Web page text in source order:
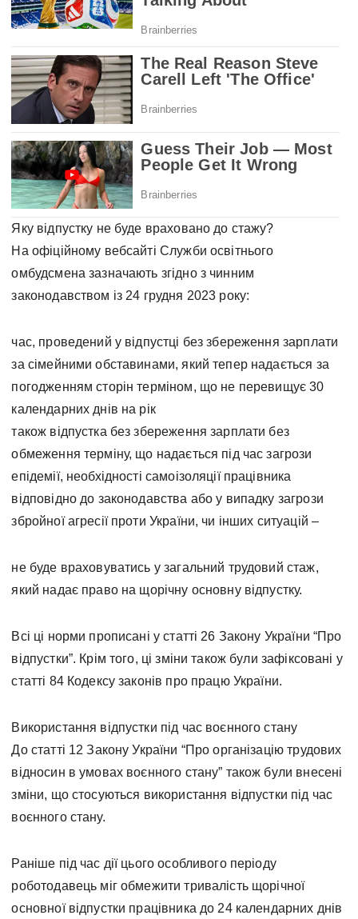
Яку відпустку не буде враховано до стажу?
На офіційному вебсайті Служби освітнього
омбудсмена зазначають згідно з чинним
законодавством із 24 грудня 2023 року:
час, проведений у відпустці без збереження зарплати
за сімейними обставинами, який тепер надається за
погодженням сторін терміном, що не перевищує 30
календарних днів на рік
також відпустка без збереження зарплати без
обмеження терміну, що надається під час загрози
епідемії, необхідності самоізоляції працівника
відповідно до законодавства або у випадку загрози
збройної агресії проти України, чи інших ситуацій –
не буде враховуватись у загальний трудовий стаж,
який надає право на щорічну основну відпустку.
Всі ці норми прописані у статті 26 Закону України “Про
відпустки”. Крім того, ці зміни також були зафіксовані у
статті 84 Кодексу законів про працю України.
Використання відпустки під час воєнного стану
До статті 12 Закону України “Про організацію трудових
відносин в умовах воєнного стану” також були внесені
зміни, що стосуються використання відпустки під час
воєнного стану.
Раніше під час дії цього особливого періоду
роботодавець міг обмежити тривалість щорічної
основної відпустки працівника до 24 календарних днів